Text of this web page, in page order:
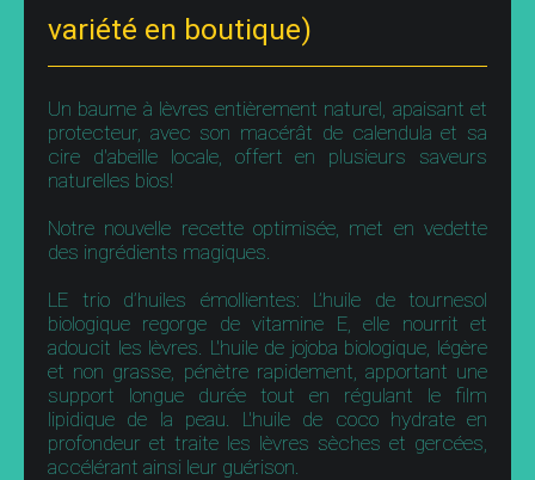
variété en boutique)
Un baume à lèvres entièrement naturel, apaisant et
protecteur, avec son macérât de calendula et sa
cire d'abeille locale, offert en plusieurs saveurs
naturelles bios!
Notre nouvelle recette optimisée, met en vedette
des ingrédients magiques.
LE trio d’huiles émollientes: L’huile de tournesol
biologique regorge de vitamine E, elle nourrit et
adoucit les lèvres. L'huile de jojoba biologique, légère
et non grasse, pénètre rapidement, apportant une
support longue durée tout en régulant le film
lipidique de la peau. L'huile de coco hydrate en
profondeur et traite les lèvres sèches et gercées,
accélérant ainsi leur guérison.